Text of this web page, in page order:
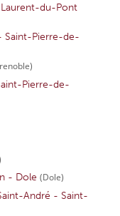
du-Pont
Saint-Pierre-de-
Pierre-de-
- Dole (Dole)
André - Saint-